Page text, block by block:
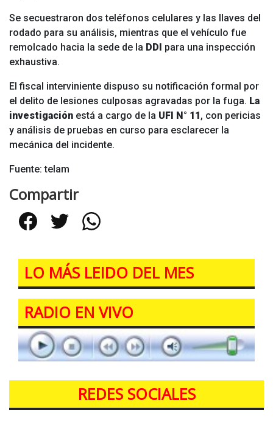
Se secuestraron dos teléfonos celulares y las llaves del
rodado para su análisis, mientras que el vehículo fue
remolcado hacia la sede de la DDI para una inspección
exhaustiva.
El fiscal interviniente dispuso su notificación formal por
el delito de lesiones culposas agravadas por la fuga. La
investigación está a cargo de la UFI N° 11, con pericias
y análisis de pruebas en curso para esclarecer la
mecánica del incidente.
Fuente: telam
Compartir
FacebookTwitterWhatsApp
LO MÁS LEIDO DEL MES
RADIO EN VIVO
REDES SOCIALES